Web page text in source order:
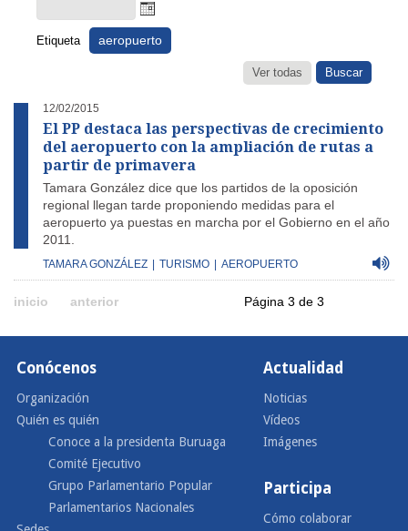
Etiqueta aeropuerto
Ver todas
12/02/2015
El PP destaca las perspectivas de crecimiento
del aeropuerto con la ampliación de rutas a
partir de primavera
Tamara González dice que los partidos de la oposición
regional llegan tarde proponiendo medidas para el
aeropuerto ya puestas en marcha por el Gobierno en el año
2011.
TAMARA GONZÁLEZ TURISMO AEROPUERTO
inicio anterior Página 3 de 3
Conócenos
Organización
Quién es quién
Conoce a la presidenta Buruaga
Comité Ejecutivo
Grupo Parlamentario Popular
Parlamentarios Nacionales
Actualidad
Noticias
Vídeos
Imágenes
Participa
Cómo colaborar